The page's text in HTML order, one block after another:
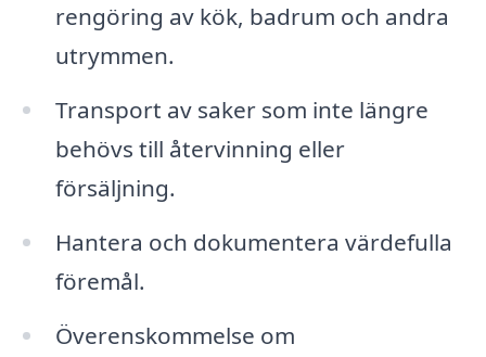
rengöring av kök, badrum och andra
utrymmen.
Transport av saker som inte längre
behövs till återvinning eller
försäljning.
Hantera och dokumentera värdefulla
föremål.
Överenskommelse om